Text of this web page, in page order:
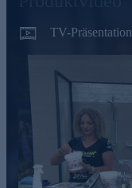
TV-Präsentation